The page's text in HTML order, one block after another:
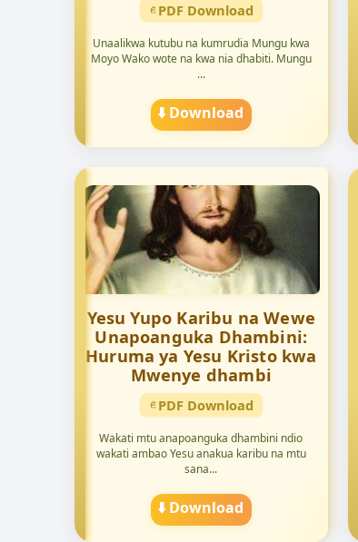
PDF Download
Unaalikwa kutubu na kumrudia Mungu kwa
Moyo Wako wote na kwa nia dhabiti. Mungu
...
⬇️ Download
Yesu Yupo Karibu na Wewe
Unapoanguka Dhambini:
Huruma ya Yesu Kristo kwa
Mwenye dhambi
PDF Download
Wakati mtu anapoanguka dhambini ndio
wakati ambao Yesu anakua karibu na mtu
sana...
⬇️ Download